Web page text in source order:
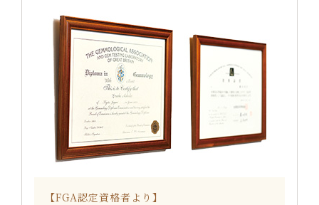
FGA認定資格者より